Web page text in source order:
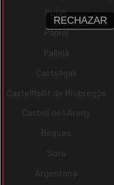
Pujalt
Papiol
Pallejà
Castellgalí
Castellfollit de Riubregós
Castell de l´Areny
Begues
Sora
Argentona
RECHAZAR